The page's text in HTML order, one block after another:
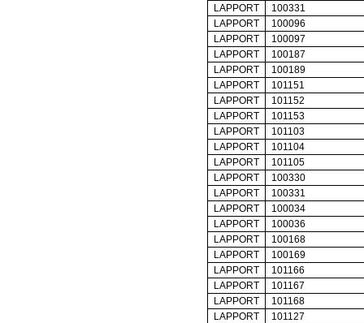
LAPPORT
100331
LAPPORT
100096
LAPPORT
100097
LAPPORT
100187
LAPPORT
100189
LAPPORT
101151
LAPPORT
101152
LAPPORT
101153
LAPPORT
101103
LAPPORT
101104
LAPPORT
101105
LAPPORT
100330
LAPPORT
100331
LAPPORT
100034
LAPPORT
100036
LAPPORT
100168
LAPPORT
100169
LAPPORT
101166
LAPPORT
101167
LAPPORT
101168
LAPPORT
101127